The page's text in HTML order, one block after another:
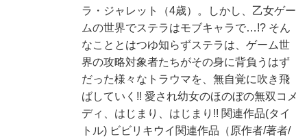
ラ・ジャレット（4歳）。しかし、乙女ゲー
ムの世界でステラはモブキャラで…!? そん
なこととはつゆ知らずステラは、ゲーム世
界の攻略対象者たちがその身に背負うはず
だった様々なトラウマを、無自覚に吹き飛
ばしていく!! 愛され幼女のほのぼの無双コメ
ディ、はじまり、はじまり!! 関連作品(タイ
トル) ビビリキウイ関連作品（原作者/著者/